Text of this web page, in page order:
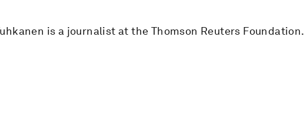
is a journalist at the Thomson Reuters Foundation.